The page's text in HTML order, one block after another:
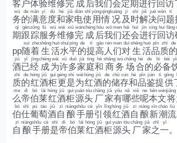
客 户体验维修完 成 后我们会定期进行回访
务
wù
的
de
满
mǎn
意
yì
度
dù
和
hé
家
jiā
电
diàn
使
shǐ
用
yòng
情
qíng
况
kuàng
及
jí
时
shí
解
jiě
决
jué
问
wèn
题
tí
期
qī
跟
gēn
踪
zōng
服
fú
务
wù
维
wéi
修
xiū
完
wán
成
chéng
后
hòu
我
wǒ
们
men
还
hái
会
huì
进
jìn
行
xíng
回
huí
访
fǎng
pp随
suí
着
zhe
生
shēng
活
huó
水
shuǐ
平
píng
的
de
提
tí
高
gāo
人
rén
们
men
对
duì
生
shēng
活
huó
品
pǐn
质
zhì de
酒
jiǔ
已
yǐ
经
jīng
成
chéng
为
wèi
许
xǔ
多
duō
家
jiā
庭
tíng
和
hé
商
shāng
务
wù
场
chǎng
合
hé
的
de
必
bì
备
bèi
质
zhì
的
de
红
hóng
酒
jiǔ
柜
guì
更
gèng
是
shì
为
wèi
红
hóng
酒
jiǔ
的
de
储
chǔ
存
cún
和
hé
品
pǐn
鉴
jiàn
提
tí
供
gōng
么
me
帝
dì
伯
bó
莱
lái
红
hóng
酒
jiǔ
柜
guì
源
yuán
头
tóu
厂
chǎng
家
jiā
有
yǒu
哪
nǎ
些
xiē
呢
ne
本
běn
文
wén
将
jiāng
伯
bó
仕
shì
葡
pú
萄
táo
酒
jiǔ
自
zì
酿
niàng
手
shǒu
册
cè
引
yǐn
领
lǐng
红
hóng
酒
jiǔ
自
zì
酿
niàng
新
xīn
潮
cháo
流
liú
自
zì
酿
niàng
手
shǒu
册
cè
是
shì
帝
dì
伯
bó
莱
lái
红
hóng
酒
jiǔ
柜
guì
源
yuán
头
tóu
厂
chǎng
家
jiā
之
zhī
一
yī
。